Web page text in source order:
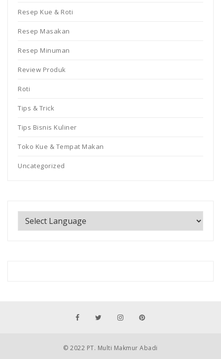
Resep Kue & Roti
Resep Masakan
Resep Minuman
Review Produk
Roti
Tips & Trick
Tips Bisnis Kuliner
Toko Kue & Tempat Makan
Uncategorized
© 2022 PT. Multi Makmur Abadi